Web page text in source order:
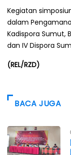
Kegiatan
dalam
Kadispora Sumut,
dan IV Dispora
(REL/RZD)
BACA JUGA